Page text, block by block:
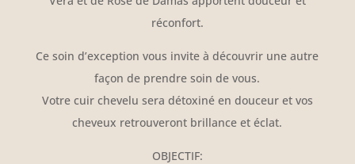
réconfort.
Ce soin d’exception vous invite à découvrir une autre
façon de prendre soin de vous.
Votre cuir chevelu sera détoxiné en douceur et vos
cheveux retrouveront brillance et éclat.
OBJECTIF: